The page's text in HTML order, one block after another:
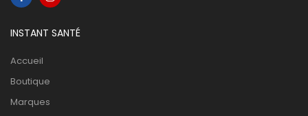
INSTANT SANTÉ
Accueil
Boutique
Marques